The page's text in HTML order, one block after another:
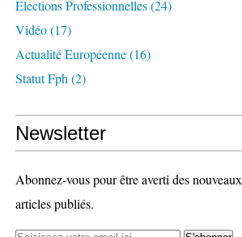
Elections Professionnelles(24)
Vidéo(17)
Actualité Européenne(16)
Statut Fph (2)
Newsletter
Abonnez-vous pour être averti des nouveaux
articles publiés.